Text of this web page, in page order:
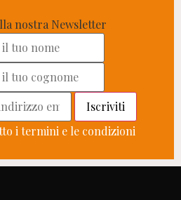
nostra Newsletter
i termini e le condizioni